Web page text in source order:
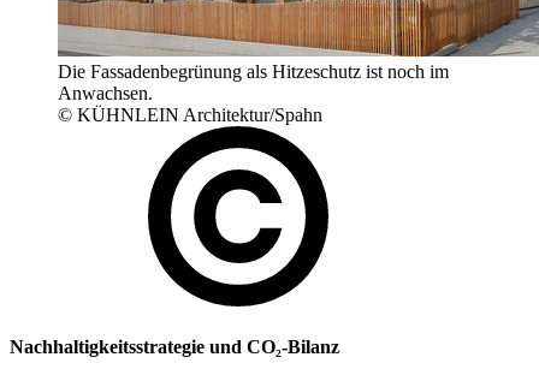
Die Fassadenbegrünung als Hitzeschutz ist noch im
Anwachsen.
© KÜHNLEIN Architektur/Spahn
Nachhaltigkeitsstrategie und CO₂-Bilanz